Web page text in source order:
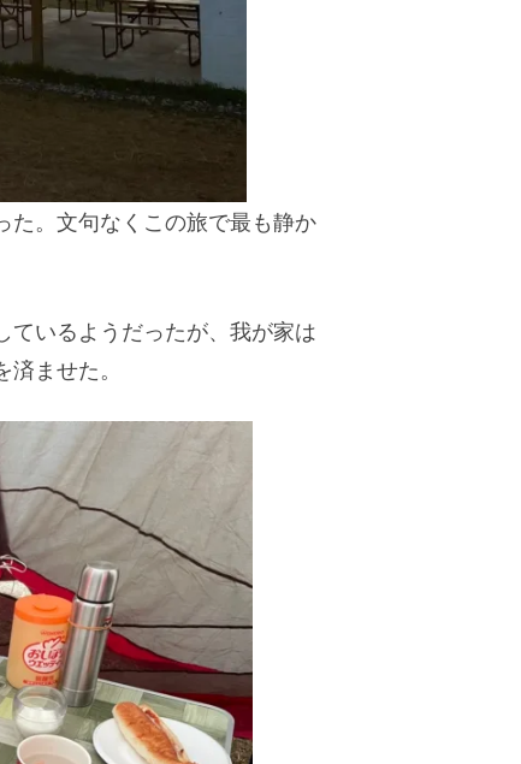
た。文句なくこの旅で最も静か
ているようだったが、我が家は
ませた。